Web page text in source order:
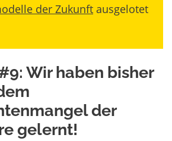
der Zukunft ausgelotet
Wir haben bisher
der
gelernt!